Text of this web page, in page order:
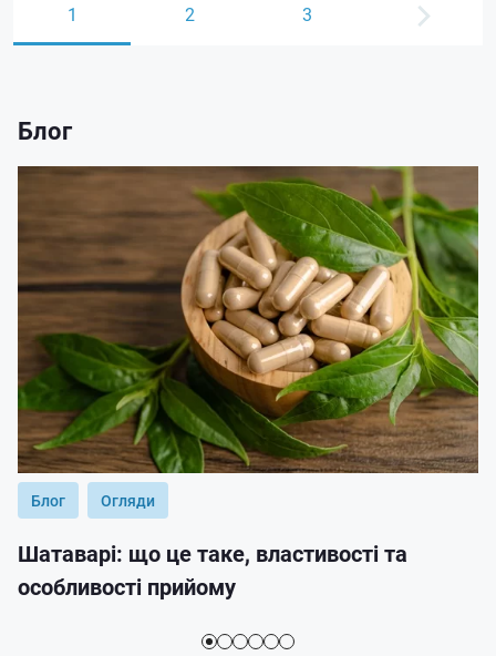
1 2 3
Блог
Блог Огляди
Шатаварі: що це таке, властивості та
особливості прийому